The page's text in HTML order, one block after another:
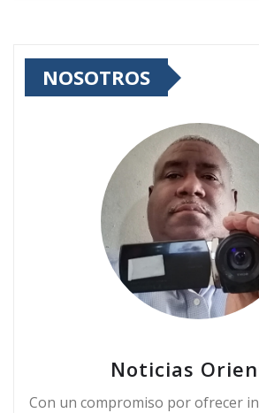
NOSOTROS
Noticias
Con un compromiso por ofrecer